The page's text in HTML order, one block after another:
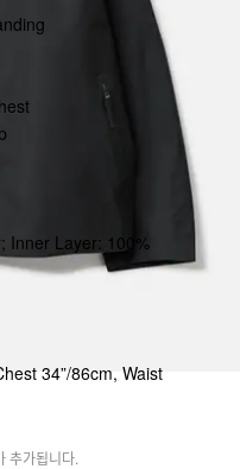
Inner Layer: 100%
34”/86cm, Waist
추가됩니다.